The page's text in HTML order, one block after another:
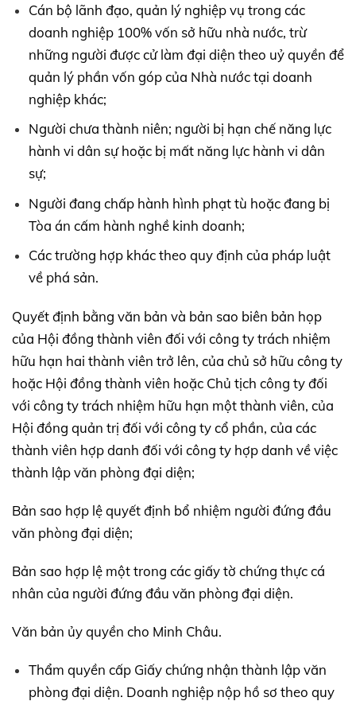
Cán bộ lãnh đạo, quản lý nghiệp vụ trong các
doanh nghiệp 100% vốn sở hữu nhà nước, trừ
những người được cử làm đại diện theo uỷ quyền để
quản lý phần vốn góp của Nhà nước tại doanh
nghiệp khác;
Người chưa thành niên; người bị hạn chế năng lực
hành vi dân sự hoặc bị mất năng lực hành vi dân
sự;
Người đang chấp hành hình phạt tù hoặc đang bị
Tòa án cấm hành nghề kinh doanh;
Các trường hợp khác theo quy định của pháp luật
về phá sản.
Quyết định bằng văn bản và bản sao biên bản họp
của Hội đồng thành viên đối với công ty trách nhiệm
hữu hạn hai thành viên trở lên, của chủ sở hữu công ty
hoặc Hội đồng thành viên hoặc Chủ tịch công ty đối
với công ty trách nhiệm hữu hạn một thành viên, của
Hội đồng quản trị đối với công ty cổ phần, của các
thành viên hợp danh đối với công ty hợp danh về việc
thành lập văn phòng đại diện;
Bản sao hợp lệ quyết định bổ nhiệm người đứng đầu
văn phòng đại diện;
Bản sao hợp lệ một trong các giấy tờ chứng thực cá
nhân của người đứng đầu văn phòng đại diện.
Văn bản ủy quyền cho Minh Châu.
Thẩm quyền cấp Giấy chứng nhận thành lập văn
phòng đại diện. Doanh nghiệp nộp hồ sơ theo quy